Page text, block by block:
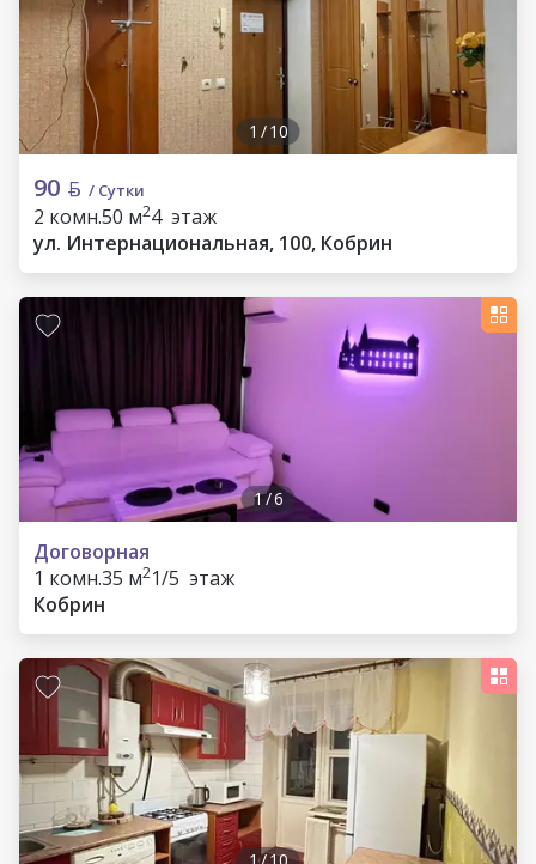
1 /10
90 / Сутки
2 комн.50 м24 этаж
ул. Интернациональная, 100, Кобрин
1/6
Договорная
1 комн.35 м21/5 этаж
Кобрин